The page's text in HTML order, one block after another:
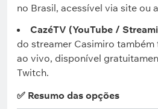
no Brasil, acessível via site ou
CazéTV (YouTube /
do streamer Casimiro
ao vivo, disponível
Twitch.
✅ Resumo das opções